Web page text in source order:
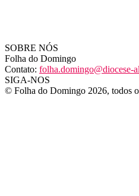
SOBRE NÓS
Folha do Domingo
Contato: folha.domingo@diocese-
SIGA-NOS
© Folha do Domingo 2026, todos